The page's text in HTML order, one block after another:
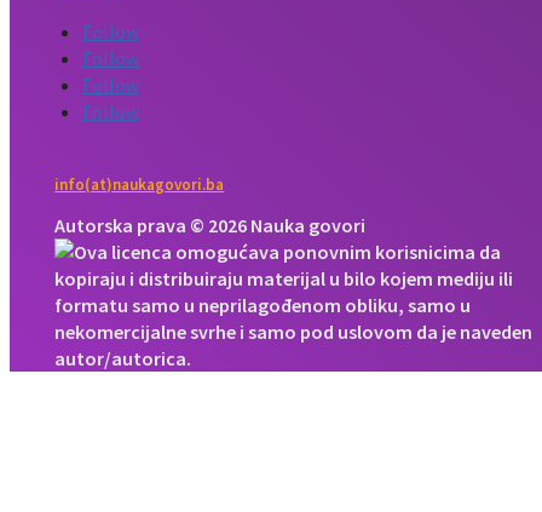
Follow
Follow
Follow
Follow
info(at)naukagovori.ba
Autorska prava © 2026 Nauka govori